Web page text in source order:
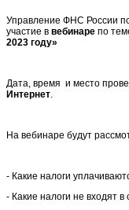
Управление ФНС России
участие в вебинаре по
2023 году»
Дата, время и место
Интернет.
На вебинаре будут
- Какие налоги
- Какие налоги не входят